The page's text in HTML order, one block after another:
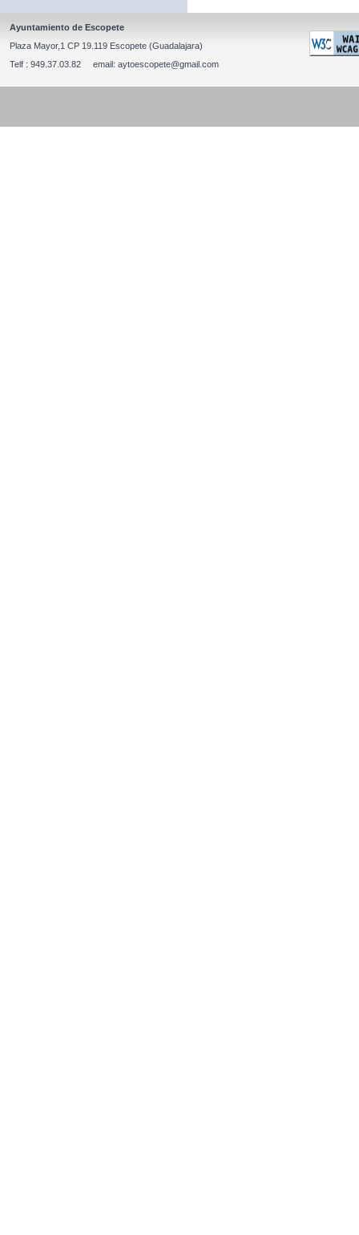
Ayuntamiento de Escopete
Plaza Mayor,1 CP 19.119 Escopete (Guadalajara)
Telf : 949.37.03.82 email: aytoescopete@gmail.com